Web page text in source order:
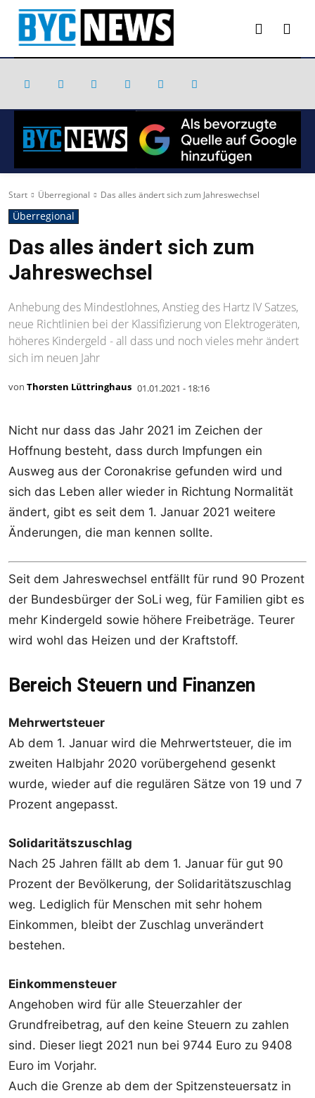
Start Überregional Das alles ändert sich zum Jahreswechsel
Überregional
Das alles ändert sich zum
Jahreswechsel
Anhebung des Mindestlohnes, Anstieg des Hartz IV Satzes,
neue Richtlinien bei der Klassifizierung von Elektrogeräten,
höheres Kindergeld - all dass und noch vieles mehr ändert
sich im neuen Jahr
von Thorsten Lüttringhaus 01.01.2021 - 18:16
Nicht nur dass das Jahr 2021 im Zeichen der
Hoffnung besteht, dass durch Impfungen ein
Ausweg aus der Coronakrise gefunden wird und
sich das Leben aller wieder in Richtung Normalität
ändert, gibt es seit dem 1. Januar 2021 weitere
Änderungen, die man kennen sollte.
Seit dem Jahreswechsel entfällt für rund 90 Prozent
der Bundesbürger der SoLi weg, für Familien gibt es
mehr Kindergeld sowie höhere Freibeträge. Teurer
wird wohl das Heizen und der Kraftstoff.
Bereich Steuern und Finanzen
Mehrwertsteuer
Ab dem 1. Januar wird die Mehrwertsteuer, die im
zweiten Halbjahr 2020 vorübergehend gesenkt
wurde, wieder auf die regulären Sätze von 19 und 7
Prozent angepasst.
Solidaritätszuschlag
Nach 25 Jahren fällt ab dem 1. Januar für gut 90
Prozent der Bevölkerung, der Solidaritätszuschlag
weg. Lediglich für Menschen mit sehr hohem
Einkommen, bleibt der Zuschlag unverändert
bestehen.
Einkommensteuer
Angehoben wird für alle Steuerzahler der
Grundfreibetrag, auf den keine Steuern zu zahlen
sind. Dieser liegt 2021 nun bei 9744 Euro zu 9408
Euro im Vorjahr.
Auch die Grenze ab dem der Spitzensteuersatz in